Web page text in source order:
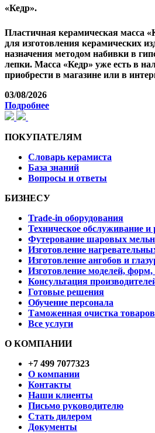
«Кедр».
Пластичная керамическая масса
для изготовления керамических
назначения методом набивки в
лепки. Масса «Кедр» уже есть в
приобрести в магазине или в
03/08/2026
Подробнее
ПОКУПАТЕЛЯМ
Словарь керамиста
База знаний
Вопросы и ответы
БИЗНЕСУ
Trade-in оборудования
Техническое обслуживание и
Футерование шаровых
Изготовление
Изготовление ангобов и
Изготовление моделей, форм,
Консультация
Готовые решения
Обучение персонала
Таможенная очистка товаров
Все услуги
О КОМПАНИИ
+7 499 7077323
О компании
Контакты
Наши клиенты
Письмо руководителю
Стать дилером
Документы